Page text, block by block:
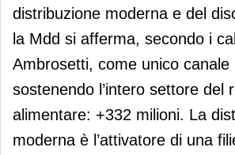
distribuzione moderna e del
la Mdd si afferma, secondo i
Ambrosetti, come unico canale
sostenendo l’intero settore del
alimentare: +332 milioni. La
moderna è l’attivatore di una